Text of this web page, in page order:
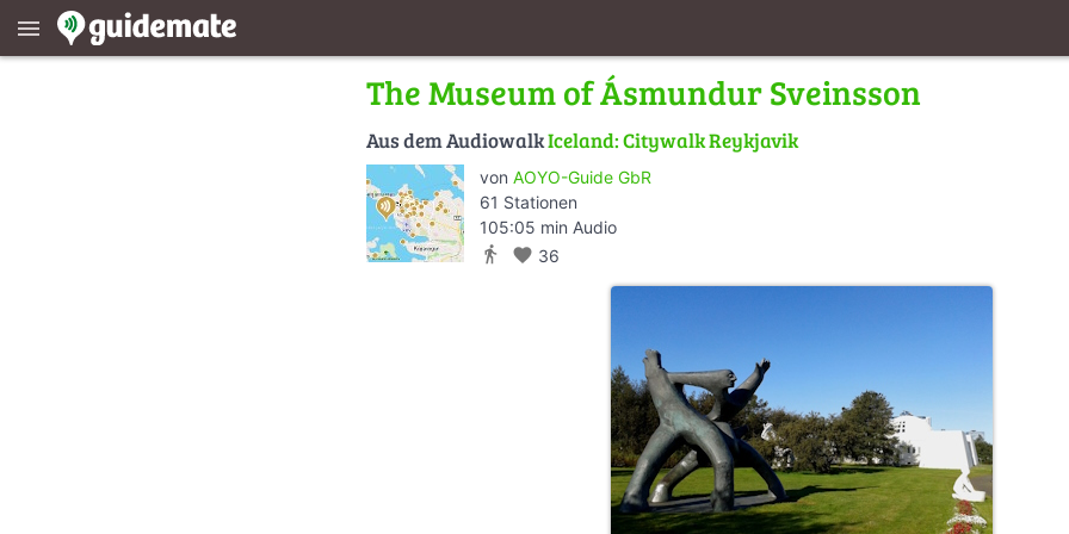
menu
The Museum of Ásmundur Sveinsson
Aus dem AudiowalkIceland: Citywalk Reykjavik
von AOYO-Guide GbR
61 Stationen
105:05 min Audio
directions_walk favorite 36